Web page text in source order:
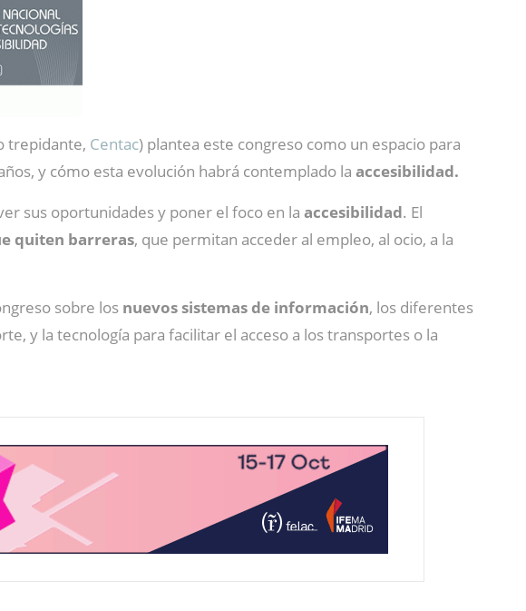
trepidante, Centac) plantea este congreso como un espacio para
y cómo esta evolución habrá contemplado la accesibilidad.
sus oportunidades y poner el foco en la accesibilidad. El
quiten barreras, que permitan acceder al empleo, al ocio, a la
sobre los nuevos sistemas de información, los diferentes
y la tecnología para facilitar el acceso a los transportes o la